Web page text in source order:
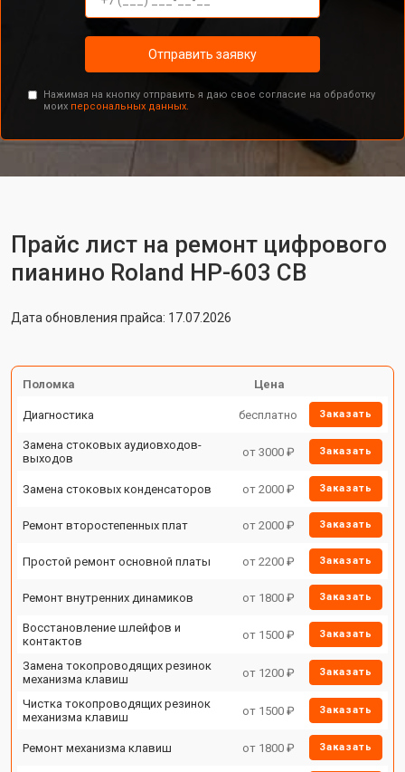
Отправить заявку
Нажимая на кнопку отправить я даю свое согласие на обработку
моих персональных данных.
Прайс лист на ремонт цифрового
пианино Roland HP-603 CB
Дата обновления прайса: 17.07.2026
Поломка Цена
Диагностика бесплатно Заказать
Замена стоковых аудиовходов-
выходов
от 3000 ₽ Заказать
Замена стоковых конденсаторов от 2000 ₽ Заказать
Ремонт второстепенных плат от 2000 ₽ Заказать
Простой ремонт основной платы от 2200 ₽ Заказать
Ремонт внутренних динамиков от 1800 ₽ Заказать
Восстановление шлейфов и
контактов
от 1500 ₽ Заказать
Замена токопроводящих резинок
механизма клавиш
от 1200 ₽ Заказать
Чистка токопроводящих резинок
механизма клавиш
от 1500 ₽ Заказать
Ремонт механизма клавиш от 1800 ₽ Заказать